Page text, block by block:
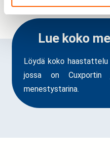
Lue koko
Löydä koko
jossa on Cuxportin
menestystarina.